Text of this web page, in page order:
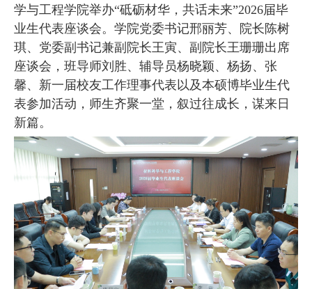
学与工程学院举办“砥砺材华，共话未来”2026届毕
业生代表座谈会。学院党委书记邢丽芳、院长陈树
琪、党委副书记兼副院长王寅、副院长王珊珊出席
座谈会，班导师刘胜、辅导员杨晓颖、杨扬、张
馨、新一届校友工作理事代表以及本硕博毕业生代
表参加活动，师生齐聚一堂，叙过往成长，谋来日
新篇。